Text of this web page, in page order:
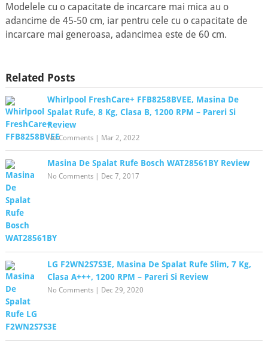
Modelele cu o capacitate de incarcare mai mica au o
adancime de 45-50 cm, iar pentru cele cu o capacitate de
incarcare mai generoasa, adancimea este de 60 cm.
Related Posts
Whirlpool FreshCare+ FFB8258BVEE, Masina De
Spalat Rufe, 8 Kg, Clasa B, 1200 RPM – Pareri Si
Review
No Comments| Mar 2, 2022
Masina De Spalat Rufe Bosch WAT28561BY Review
No Comments| Dec 7, 2017
LG F2WN2S7S3E, Masina De Spalat Rufe Slim, 7 Kg,
Clasa A+++, 1200 RPM – Pareri Si Review
No Comments| Dec 29, 2020